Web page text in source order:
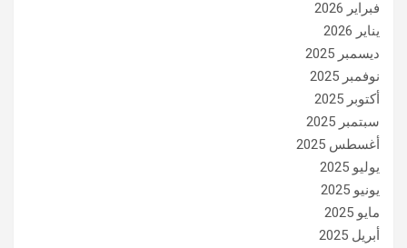
فبراير 2026
يناير 2026
ديسمبر 2025
نوفمبر 2025
أكتوبر 2025
سبتمبر 2025
أغسطس 2025
يوليو 2025
يونيو 2025
مايو 2025
أبريل 2025